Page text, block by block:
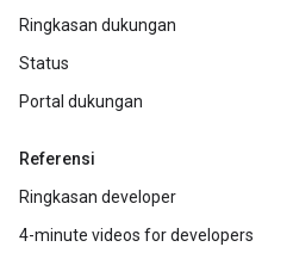
Ringkasan dukungan
Status
Portal dukungan
Referensi
Ringkasan developer
4-minute videos for developers